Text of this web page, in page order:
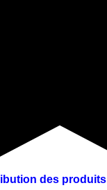
des produits